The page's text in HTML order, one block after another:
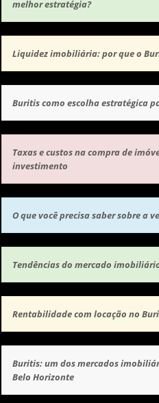
melhor estratégia?
Liquidez imobiliária: por que o
Buritis como escolha estratégica
Taxas e custos na compra de
investimento
O que você precisa saber sobre a
Tendências do mercado
Rentabilidade com locação no
Buritis: um dos mercados
Belo Horizonte